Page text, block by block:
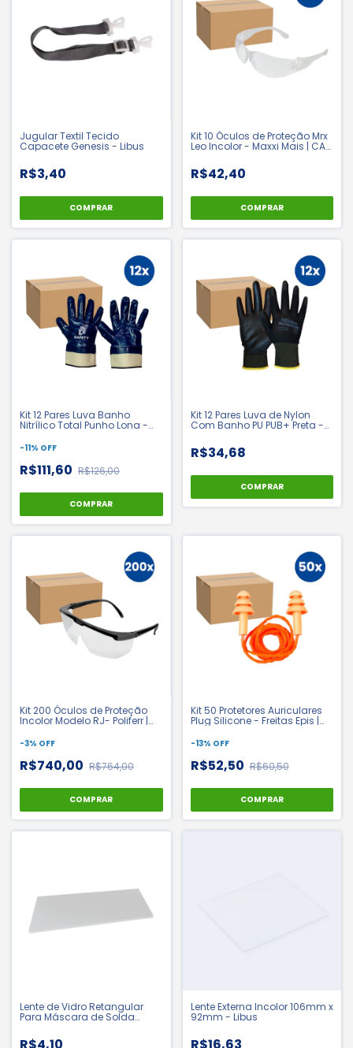
Jugular Textil Tecido
Capacete Genesis - Libus
R$3,40
COMPRAR
Kit 10 Óculos de Proteção Mrx
Leo Incolor - Maxxi Mais | CA
R$42,40
Kit 12 Pares Luva Banho
Nitrílico Total Punho Lona -
-11% OFF
R$111,60 R$126,00
Kit 12 Pares Luva de Nylon
Com Banho PU PUB+ Preta -
R$34,68
COMPRAR
Kit 200 Óculos de Proteção
Incolor Modelo RJ- Poliferr |
-3% OFF
R$740,00 R$764,00
Kit 50 Protetores Auriculares
Plug Silicone - Freitas Epis |
-13% OFF
R$52,50 R$60,50
Lente de Vidro Retangular
Para Máscara de Solda
R$4,10
Lente Externa Incolor 106mm x
92mm - Libus
R$16,63